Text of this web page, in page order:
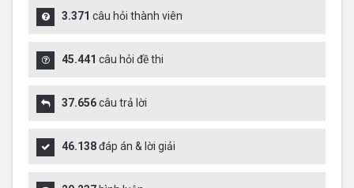
3.371 câu hỏi thành viên
45.441 câu hỏi đề thi
37.656câu trả lời
46.138đáp án & lời giải